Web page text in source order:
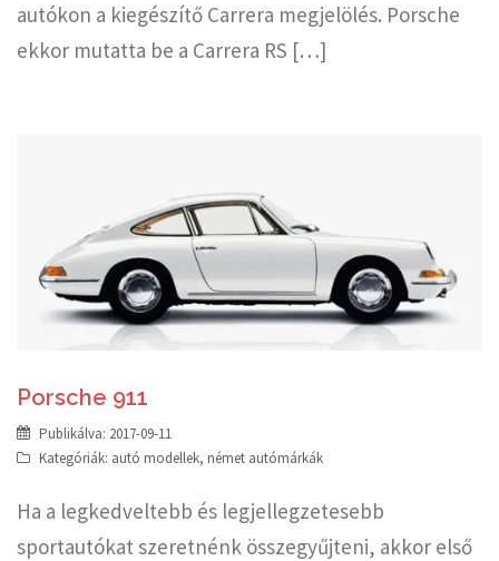
autókon a kiegészítő Carrera megjelölés. Porsche
ekkor mutatta be a Carrera RS […]
Porsche 911
Publikálva: 2017-09-11
Kategóriák: autó modellek, német autómárkák
Ha a legkedveltebb és legjellegzetesebb
sportautókat szeretnénk összegyűjteni, akkor első